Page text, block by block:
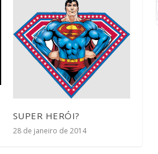
SUPER HERÓI?
28 de janeiro de 2014